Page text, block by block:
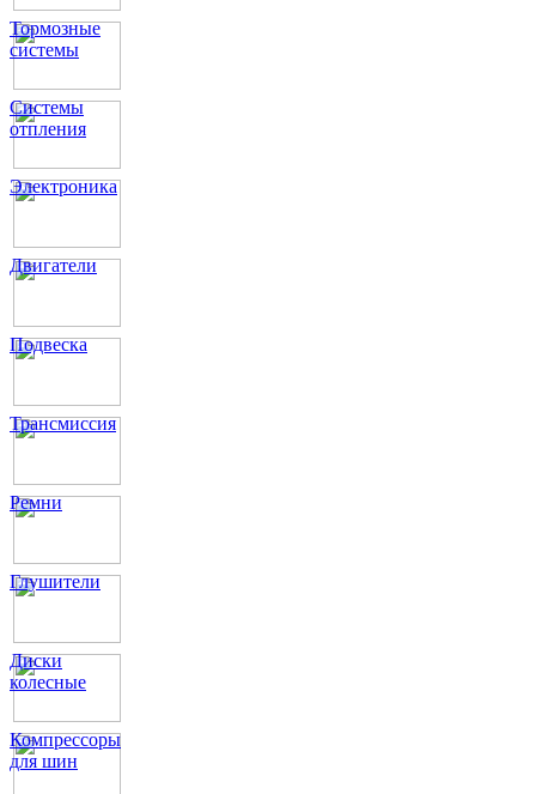
Тормозные
системы
Системы
отпления
Электроника
Двигатели
Подвеска
Трансмиссия
Ремни
Глушители
Диски
колесные
Компрессоры
для шин